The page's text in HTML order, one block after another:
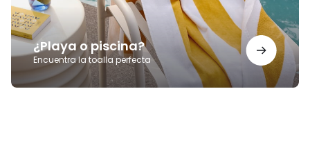
¿Playa o piscina?
Encuentra la toalla perfecta